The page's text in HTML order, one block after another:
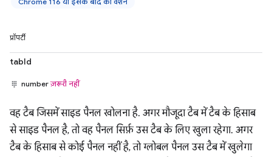
प्रॉपर्टी
tabId
numberज़रूरी नहीं
वह टैब जिसमें साइड पैनल खोलना है. अगर मौजूदा टैब में टैब के हिसाब
से साइड पैनल है, तो वह पैनल सिर्फ़ उस टैब के लिए खुला रहेगा. अगर
टैब के हिसाब से कोई पैनल नहीं है, तो ग्लोबल पैनल उस टैब में खुलेगा